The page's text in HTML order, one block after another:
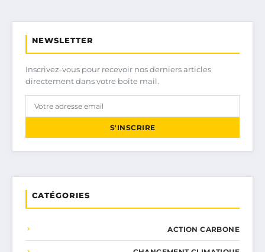
NEWSLETTER
Inscrivez-vous pour recevoir nos derniers articles
directement dans votre boîte mail.
S'INSCRIRE
CATÉGORIES
ACTION CARBONE